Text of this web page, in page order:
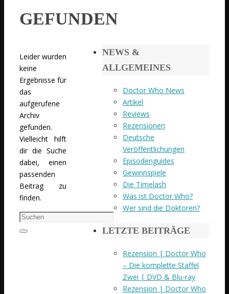
GEFUNDEN
Leider wurden
keine
Ergebnisse für
das
aufgerufene
Archiv
gefunden.
Vielleicht hilft
dir die Suche
dabei, einen
passenden
Beitrag zu
finden.
Suchen
nach:
Suchen
NEWS &
ALLGEMEINES
Doctor Who News
Artikel
Reviews
Rezensionen
Deutsche
Veröffentlichungen
Episodenguides
Gewinnspiele
Die Timelash
Was ist Doctor Who?
Wer sind die Doktoren?
LETZTE BEITRÄGE
Rezension | Doctor Who
– Die komplette Staffel
Zwei | DVD & Blu-ray
Rezension | Doctor Who